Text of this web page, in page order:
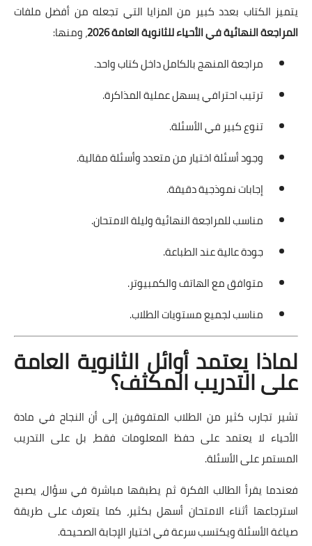
يتميز الكتاب بعدد كبير من المزايا التي تجعله من أفضل ملفات
المراجعة النهائية في الأحياء للثانوية العامة 2026
، ومنها:
مراجعة المنهج بالكامل داخل كتاب واحد.
ترتيب احترافي يسهل عملية المذاكرة.
تنوع كبير في الأسئلة.
وجود أسئلة اختيار من متعدد وأسئلة مقالية.
إجابات نموذجية دقيقة.
مناسب للمراجعة النهائية وليلة الامتحان.
جودة عالية عند الطباعة.
متوافق مع الهاتف والكمبيوتر.
مناسب لجميع مستويات الطلاب.
لماذا يعتمد أوائل الثانوية العامة
على التدريب المكثف؟
تشير تجارب كثير من الطلاب المتفوقين إلى أن النجاح في مادة
الأحياء لا يعتمد على حفظ المعلومات فقط، بل على التدريب
المستمر على الأسئلة.
فعندما يقرأ الطالب الفكرة ثم يطبقها مباشرة في سؤال، يصبح
استرجاعها أثناء الامتحان أسهل بكثير، كما يتعرف على طريقة
صياغة الأسئلة ويكتسب سرعة في اختيار الإجابة الصحيحة.